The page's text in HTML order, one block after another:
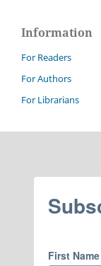
Information
For Readers
For Authors
For Librarians